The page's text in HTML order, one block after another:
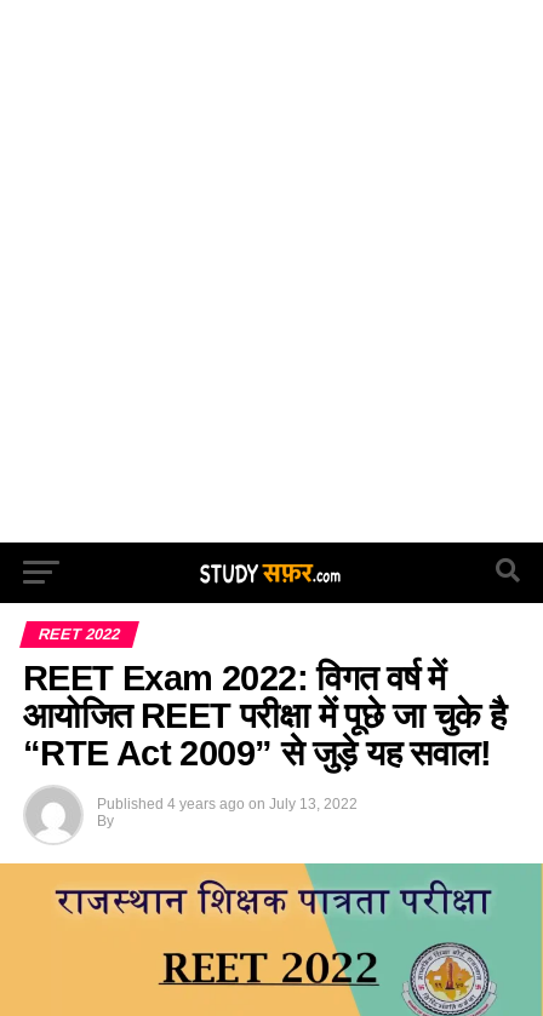
REET 2022
REET Exam 2022: विगत वर्ष में
आयोजित REET परीक्षा में पूछे जा चुके है
“RTE Act 2009” से जुड़े यह सवाल!
Published 4 years ago on July 13, 2022
By